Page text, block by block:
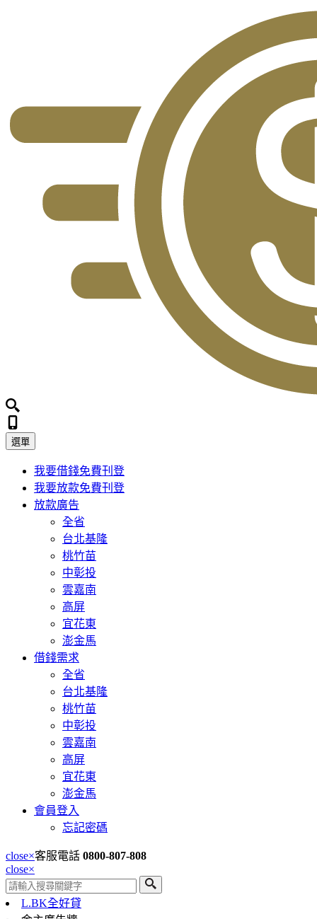
選單
我要借錢免費刊登
我要放款免費刊登
放款廣告
全省
台北基隆
桃竹苗
中彰投
雲嘉南
高屏
宜花東
澎金馬
借錢需求
全省
台北基隆
桃竹苗
中彰投
雲嘉南
高屏
宜花東
澎金馬
會員登入
忘記密碼
close×客服電話 0800-807-808
close×
L.BK全好貸